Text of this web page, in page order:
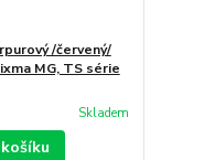
/červený/
MG, TS série
Skladem